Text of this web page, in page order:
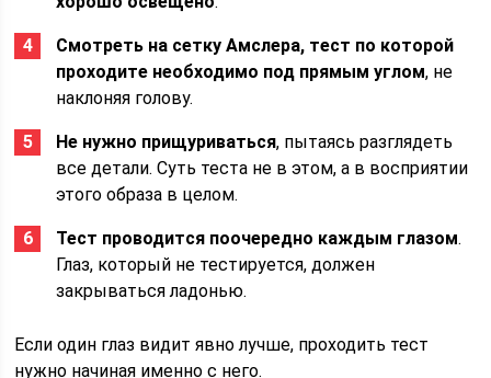
Смотреть на сетку Амслера, тест по которой
проходите необходимо под прямым углом, не
наклоняя голову.
Не нужно прищуриваться, пытаясь разглядеть
все детали. Суть теста не в этом, а в восприятии
этого образа в целом.
Тест проводится поочередно каждым глазом.
Глаз, который не тестируется, должен
закрываться ладонью.
Если один глаз видит явно лучше, проходить тест
нужно начиная именно с него.